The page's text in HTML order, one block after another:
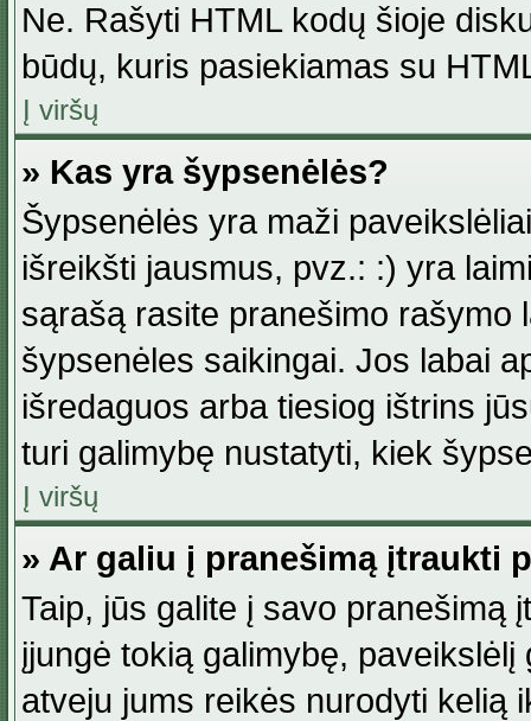
Ne. Rašyti HTML kodų šioje
būdų, kuris pasiekiamas su
Į viršų
» Kas yra šypsenėlės?
Šypsenėlės yra maži
išreikšti jausmus, pvz.: :) yra
sąrašą rasite pranešimo rašymo
šypsenėles saikingai. Jos labai
išredaguos arba tiesiog ištrins
turi galimybę nustatyti, kiek
Į viršų
» Ar galiu į pranešimą įtraukti
Taip, jūs galite į savo pranešimą
įjungė tokią galimybę,
atveju jums reikės nurodyti kelią